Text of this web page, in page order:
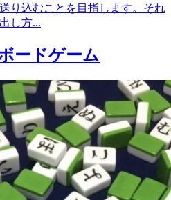
り込むことを目指します。それ
し方...